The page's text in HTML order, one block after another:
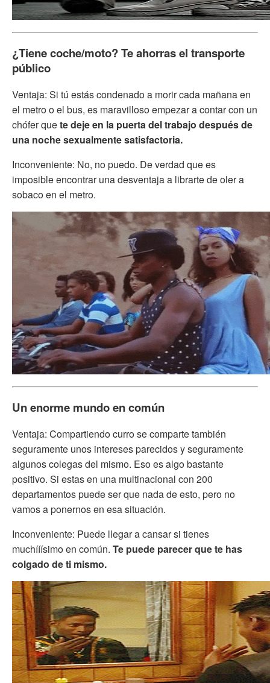
¿Tiene coche/moto? Te ahorras el transporte
público
Ventaja: Si tú estás condenado a morir cada mañana en
el metro o el bus, es maravilloso empezar a contar con un
chófer quete deje en la puerta del trabajo después de
una noche sexualmente satisfactoria.
Inconveniente: No, no puedo. De verdad que es
imposible encontrar una desventaja a librarte de oler a
sobaco en el metro.
Un enorme mundo en común
Ventaja: Compartiendo curro se comparte también
seguramente unos intereses parecidos y seguramente
algunos colegas del mismo. Eso es algo bastante
positivo. Si estas en una multinacional con 200
departamentos puede ser que nada de esto, pero no
vamos a ponernos en esa situación.
Inconveniente: Puede llegar a cansar si tienes
muchííísimo en común. Te puede parecer que te has
colgado de ti mismo.